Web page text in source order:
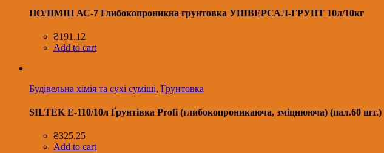
ПОЛІМІН АС-7 Глибокопроникна грунтовка УНІВЕРСАЛ-ГРУНТ 10л/10кг
₴191.12
Add to cart
Будівельна хімія та сухі суміші, Грунтовка
SILTEK Е-110/10л Ґрунтівка Profi (глибокопроникаюча, зміцнююча) (пал.60 шт.)
₴325.25
Add to cart